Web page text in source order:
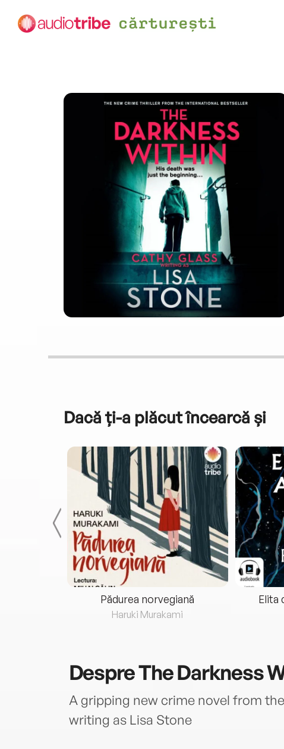
Dacă ți-a plăcut încearcă și
Pădurea norvegiană
Haruki Murakami
Elita
DespreThe Darkness
A gripping new crime novel from
writing as Lisa Stone